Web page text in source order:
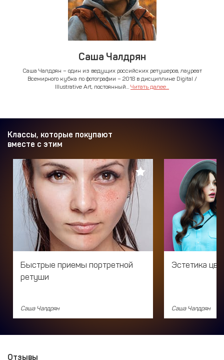
Саша Чалдрян
Саша Чалдрян – один из ведущих российских ретушеров, лауреат
Всемирного кубка по фотографии – 2018 в дисциплине Digital /
Illustrative Art, постоянный... Читать далее...
Классы, которые покупают
вместе с этим
Быстрые приемы портретной
ретуши
Саша Чалдрян
Эстетика
Саша Чалдрян
Отзывы